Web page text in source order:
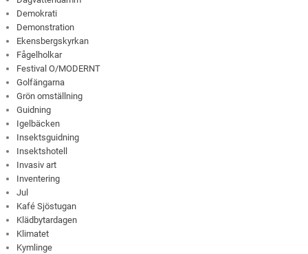
Demokrati
Demonstration
Ekensbergskyrkan
Fågelholkar
Festival O/MODERNT
Golfängarna
Grön omställning
Guidning
Igelbäcken
Insektsguidning
Insektshotell
Invasiv art
Inventering
Jul
Kafé Sjöstugan
Klädbytardagen
Klimatet
Kymlinge